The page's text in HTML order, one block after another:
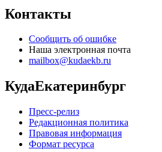
Контакты
Сообщить об ошибке
Наша электронная почта
mailbox@kudaekb.ru
КудаЕкатеринбург
Пресс-релиз
Редакционная политика
Правовая информация
Формат ресурса